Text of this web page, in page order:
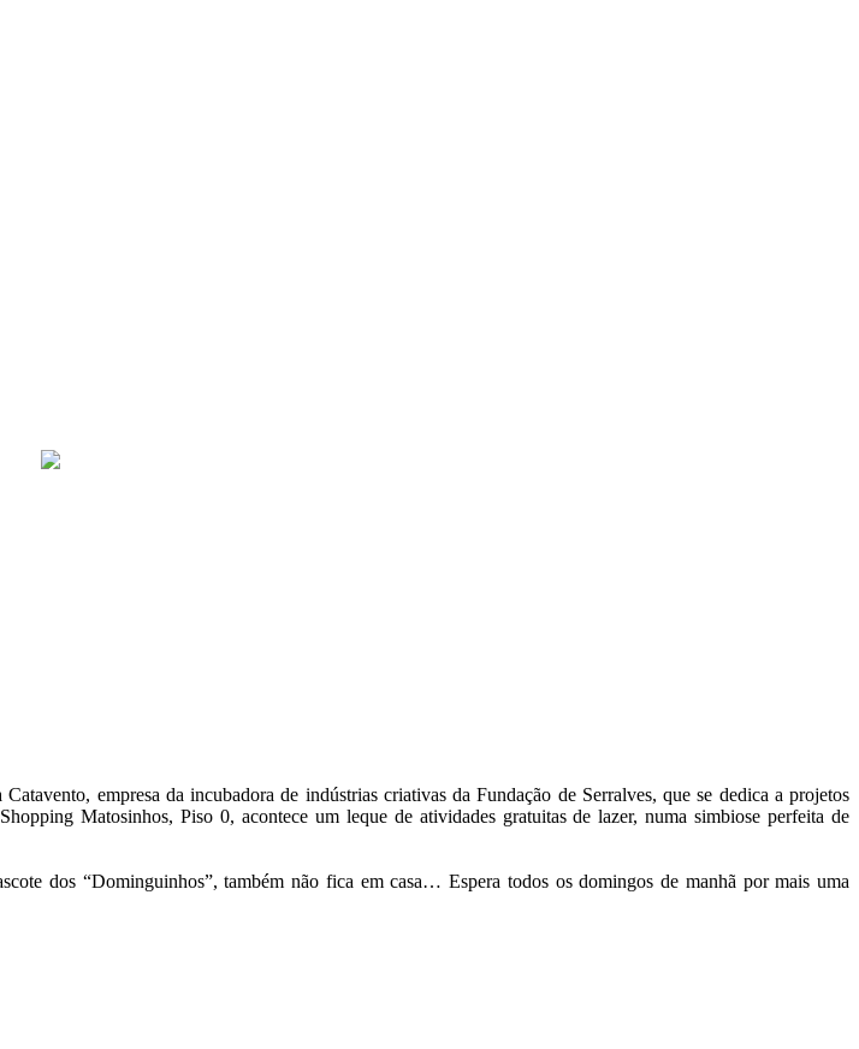
empresa da incubadora de indústrias criativas da Fundação de Serralves, que se dedica a projetos
Matosinhos, Piso 0, acontece um leque de atividades gratuitas de lazer, numa simbiose perfeita de
dos “Dominguinhos”, também não fica em casa… Espera todos os domingos de manhã por mais uma